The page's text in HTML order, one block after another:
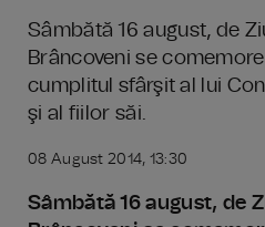
Sâmbătă 16 august, de
Brâncoveni se
cumplitul sfârşit al lui
şi al fiilor săi.
08 August 2014, 13:30
Sâmbătă 16 august, de